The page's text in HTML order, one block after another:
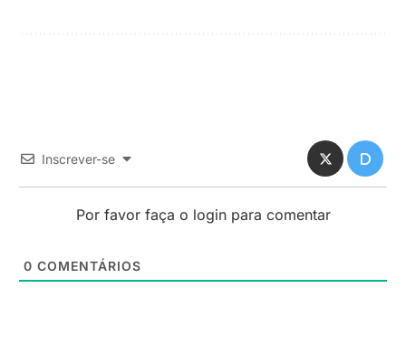
Inscrever-se
Por favor faça o login para comentar
0 COMENTÁRIOS